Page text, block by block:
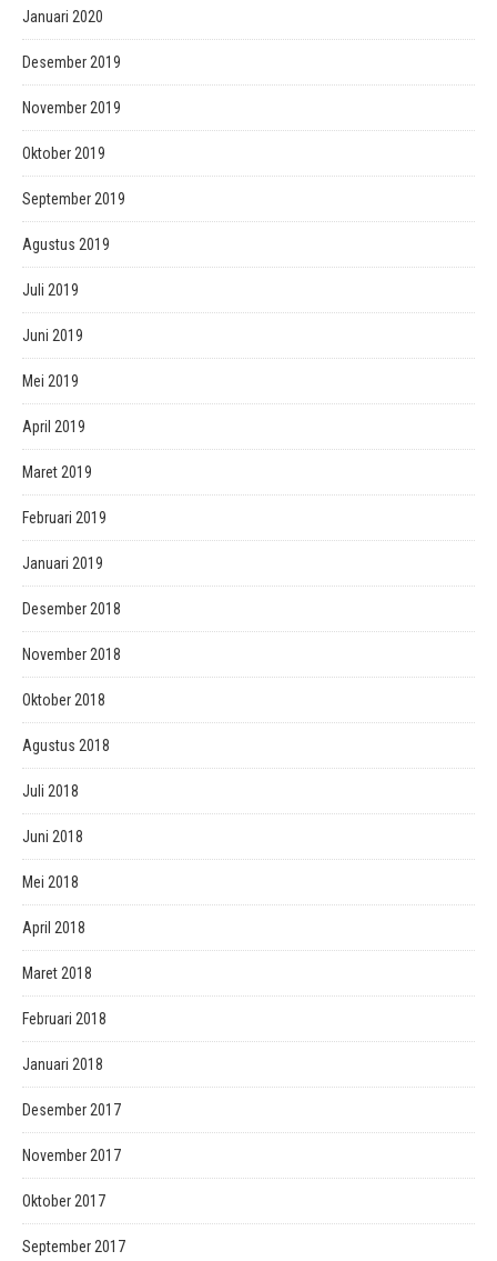
Januari 2020
Desember 2019
November 2019
Oktober 2019
September 2019
Agustus 2019
Juli 2019
Juni 2019
Mei 2019
April 2019
Maret 2019
Februari 2019
Januari 2019
Desember 2018
November 2018
Oktober 2018
Agustus 2018
Juli 2018
Juni 2018
Mei 2018
April 2018
Maret 2018
Februari 2018
Januari 2018
Desember 2017
November 2017
Oktober 2017
September 2017